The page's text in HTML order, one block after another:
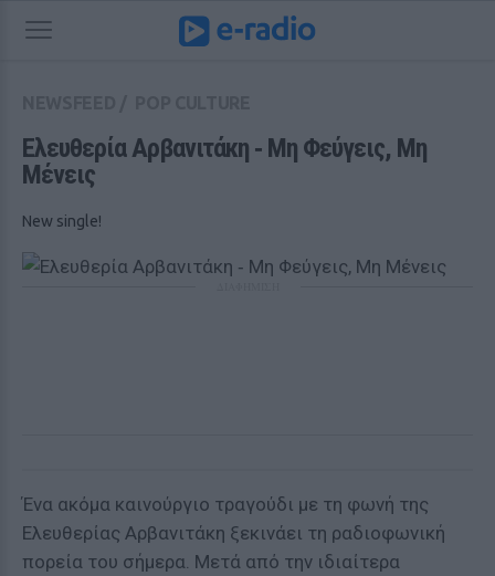
Ελευθερία Αρβανιτάκη ‑ Μη Φεύγεις, Μη
Μένεις
New single!
Ένα ακόμα καινούργιο τραγούδι με τη φωνή της
Ελευθερίας Αρβανιτάκη ξεκινάει τη ραδιοφωνική
πορεία του σήμερα. Μετά από την ιδιαίτερα